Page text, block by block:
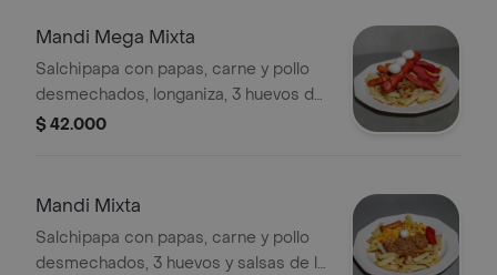
Mandi Mega Mixta
Salchipapa con papas, carne y pollo
desmechados, longaniza, 3 huevos de
codorniz, 3 salchichas, 3 chorizos
$ 42.000
Mandi Mixta
Salchipapa con papas, carne y pollo
desmechados, 3 huevos y salsas de la